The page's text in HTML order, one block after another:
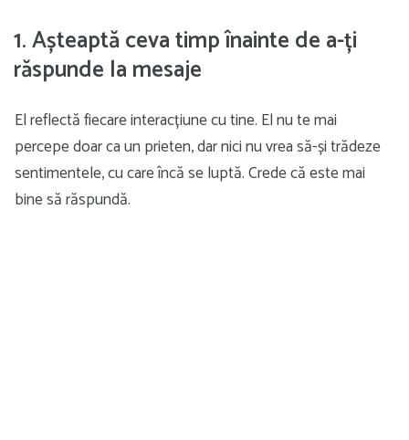
1. Așteaptă ceva timp înainte de a-ți
răspunde la mesaje
El reflectă fiecare interacțiune cu tine. El nu te mai
percepe doar ca un prieten, dar nici nu vrea să-și trădeze
sentimentele, cu care încă se luptă. Crede că este mai
bine să răspundă.